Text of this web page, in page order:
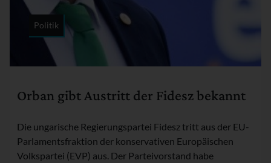
Orban gibt Austritt der Fidesz bekannt
Die ungarische Regierungspartei Fidesz tritt aus der EU-
Parlamentsfraktion der konservativen Europäischen
Volkspartei (EVP) aus. Der Parteivorstand habe
Politik